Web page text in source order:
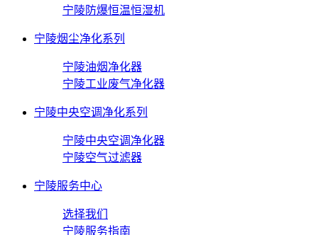
宁陵防爆恒温恒湿机
宁陵烟尘净化系列
宁陵油烟净化器
宁陵工业废气净化器
宁陵中央空调净化系列
宁陵中央空调净化器
宁陵空气过滤器
宁陵服务中心
选择我们
宁陵服务指南